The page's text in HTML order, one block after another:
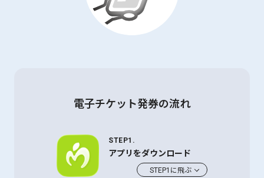
電子チケット発券の流れ
STEP1.
アプリをダウンロード
STEP1に飛ぶ